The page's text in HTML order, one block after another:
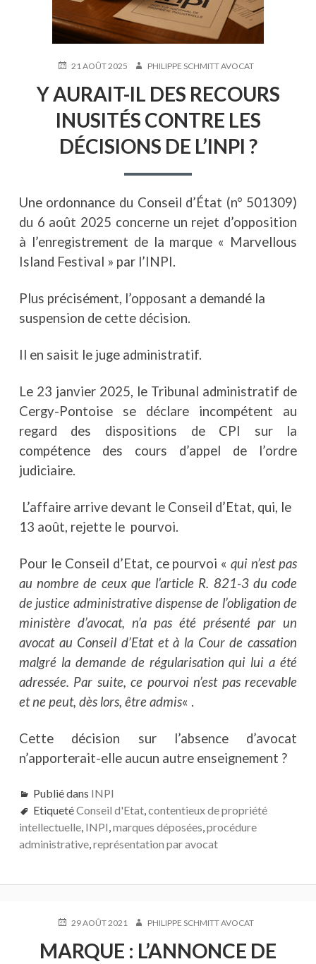
PUBLIÉ21 AOÛT 2025 AUTEURPHILIPPE SCHMITT AVOCAT
Y AURAIT-IL DES RECOURS
INUSITÉS CONTRE LES
DÉCISIONS DE L’INPI ?
Une ordonnance du Conseil d’État (n° 501309)
du 6 août 2025 concerne un rejet d’opposition
à l’enregistrement de la marque « Marvellous
Island Festival » par l’INPI.
Plus précisément, l’opposant a demandé la
suspension de cette décision.
Il en saisit le juge administratif.
Le 23 janvier 2025, le Tribunal administratif de
Cergy-Pontoise se déclare incompétent au
regard des dispositions de CPI sur la
compétence des cours d’appel de l’ordre
judiciaire.
L’affaire arrive devant le Conseil d’Etat, qui, le
13 août, rejette le pourvoi.
Pour le Conseil d’Etat, ce pourvoi «qui n’est pas
au nombre de ceux que l’article R. 821-3 du code
de justice administrative dispense de l’obligation de
ministère d’avocat, n’a pas été présenté par un
avocat au Conseil d’Etat et à la Cour de cassation
malgré la demande de régularisation qui lui a été
adressée. Par suite, ce pourvoi n’est pas recevable
et ne peut, dès lors, être admis« .
Cette décision sur l’absence d’avocat
n’apporterait-elle aucun autre enseignement ?
Publié dans INPI
EtiquetéConseil d'Etat,contentieux de propriété
intellectuelle, INPI,marques déposées,procédure
administrative,représentation par avocat
PUBLIÉ29 AOÛT 2021 AUTEURPHILIPPE SCHMITT AVOCAT
MARQUE : L’ANNONCE DE